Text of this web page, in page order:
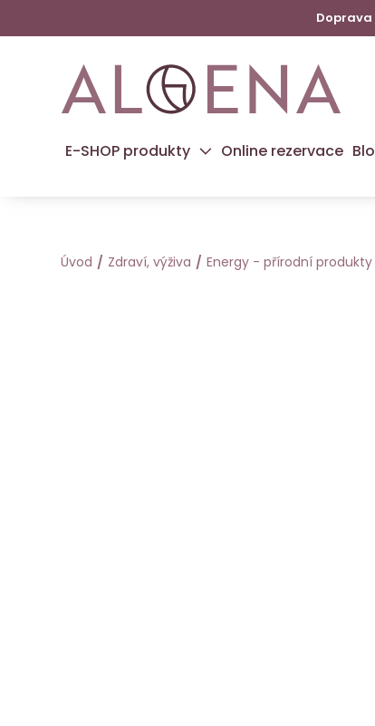
Doprava
E-SHOP produkty Online rezervace
Úvod Zdraví, výživa Energy - přírodní produkty